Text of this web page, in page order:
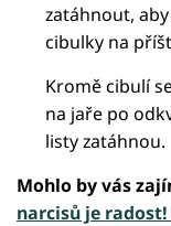
zatáhnout,
cibulky na
Kromě cibulí
na jaře po
listy zatáhnou.
Mohlo by vás
narcisů je